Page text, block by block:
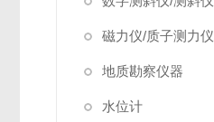
磁力仪/质子测力仪
地质勘察仪器
水位计